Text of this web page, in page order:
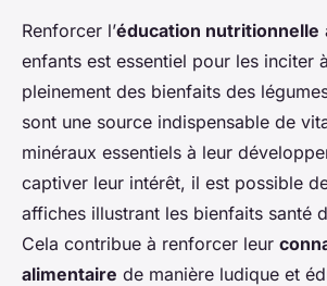
Renforcer l’éducation nutritionnelle
enfants est essentiel pour les inciter
pleinement des bienfaits des
sont une source indispensable de
minéraux essentiels à leur
captiver leur intérêt, il est possible
affiches illustrant les bienfaits santé
Cela contribue à renforcer leur
alimentaire de manière ludique et